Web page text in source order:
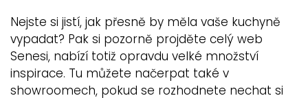
Nejste si jistí, jak přesně by měla vaše kuchyně
vypadat? Pak si pozorně projděte celý web
Senesi, nabízí totiž opravdu velké množství
inspirace. Tu můžete načerpat také v
showroomech, pokud se rozhodnete nechat si